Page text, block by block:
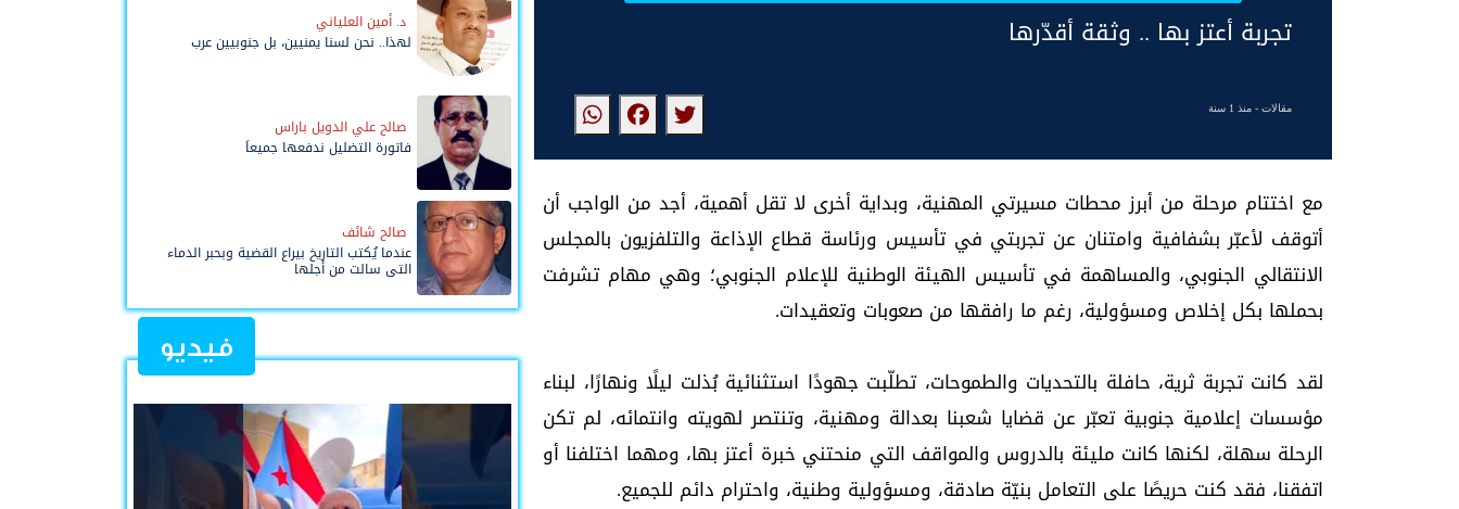
تجربة أعتز بها .. وثقة أقدّرها
مقالات- منذ 1 سنة
مع اختتام مرحلة من أبرز محطات مسيرتي المهنية، وبداية أخرى لا تقل أهمية، أجد من الواجب أن
أتوقف لأعبّر بشفافية وامتنان عن تجربتي في تأسيس ورئاسة قطاع الإذاعة والتلفزيون بالمجلس
الانتقالي الجنوبي، والمساهمة في تأسيس الهيئة الوطنية للإعلام الجنوبي؛ وهي مهام تشرفت
بحملها بكل إخلاص ومسؤولية، رغم ما رافقها من صعوبات وتعقيدات.
لقد كانت تجربة ثرية، حافلة بالتحديات والطموحات، تطلّبت جهودًا استثنائية بُذلت ليلًا ونهارًا، لبناء
مؤسسات إعلامية جنوبية تعبّر عن قضايا شعبنا بعدالة ومهنية، وتنتصر لهويته وانتمائه، لم تكن
الرحلة سهلة، لكنها كانت مليئة بالدروس والمواقف التي منحتني خبرة أعتز بها، ومهما اختلفنا أو
اتفقنا، فقد كنت حريصًا على التعامل بنيّة صادقة، ومسؤولية وطنية، واحترام دائم للجميع.
د. أمين العلياني
لهذا.. نحن لسنا يمنيين، بل جنوبيين عرب
صالح علي الدويل باراس
فاتورة التضليل ندفعها جميعاً
صالح شائف
عندما يُكتب التاريخ بيراع القضية وبحبر الدماء
التي سالت من أجلها
فيديو